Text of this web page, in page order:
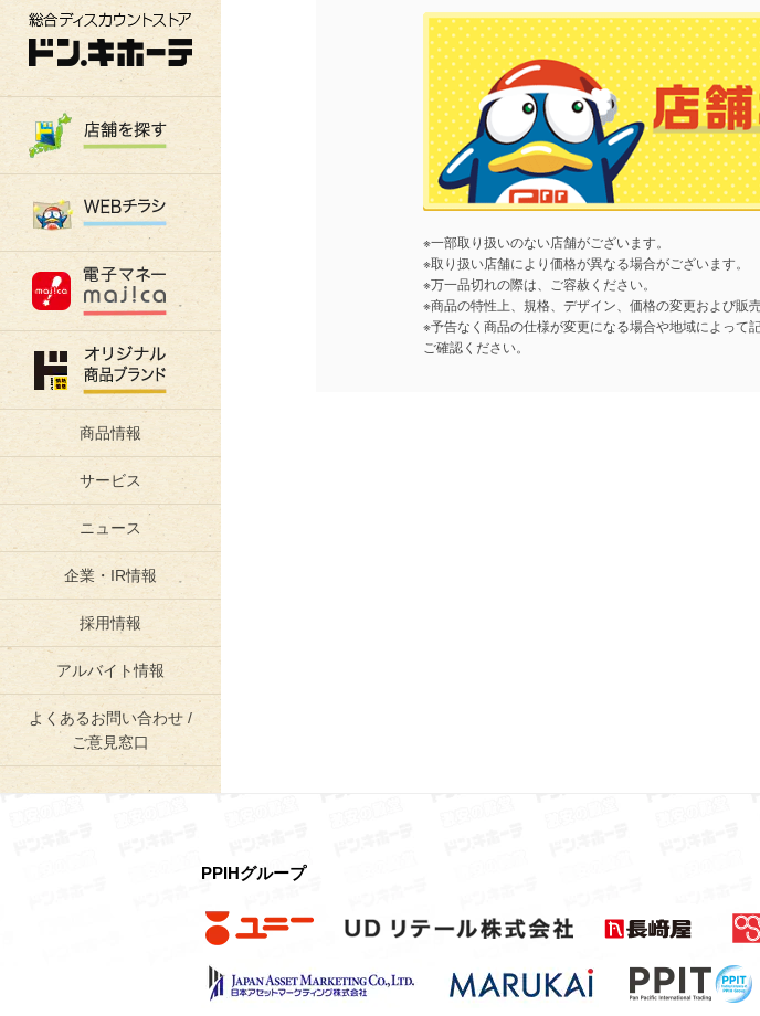
総合ディスカウントストア ドン・キホーテ
商品情報
サービス
ニュース
企業・IR情報
採用情報
アルバイト情報
よくあるお問い合わせ /
ご意見窓口
※一部取り扱いのない店舗がございます。
※取り扱い店舗により価格が異なる場合がございます。
※万一品切れの際は、ご容赦ください。
※商品の特性上、規格、デザイン、価格の変更および販
※予告なく商品の仕様が変更になる場合や地域によって
ご確認ください。
PPIHグループ